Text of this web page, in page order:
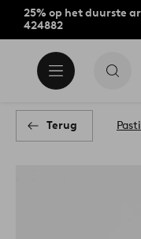
25% op het duurste
424882
Terug